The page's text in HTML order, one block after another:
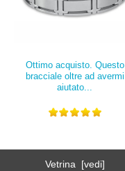
Ottimo acquisto. Questo
bracciale oltre ad avermi
aiutato...
Vetrina [vedi]